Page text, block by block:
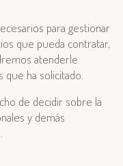
para gestionar
que pueda contratar,
atenderle
ha solicitado.
de decidir sobre la
y demás